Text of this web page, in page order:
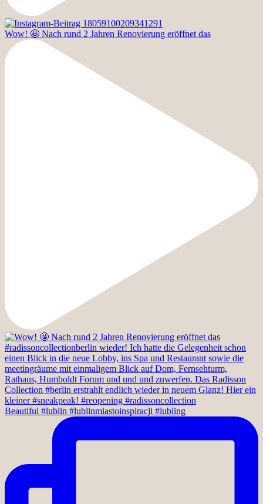
Wow! 🤩 Nach rund 2 Jahren Renovierung eröffnet das
Beautiful #lublin #lublinmiastoinspiracji #lubling